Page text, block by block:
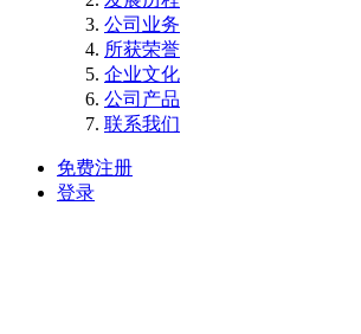
公司业务
所获荣誉
企业文化
公司产品
联系我们
免费注册
登录